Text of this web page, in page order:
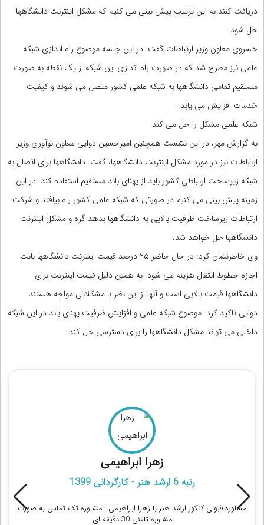
دریافت کنند به این ترتیب پیش بینی می کنیم که مشکل اینترنت دانشگاهها
حل شود.
خسروی معاون وزیر ارتباطات گفت: در این جلسه موضوع راه اندازی شبکه
علمی نیز مطرح شد که در صورت راه اندازی این شبکه از یک نقطه به صورت
مستقیم تمامی دانشگاهها به شبکه علمی کشور متصل می شوند و کیفیت
خدمات افزایش می یابد.
شبکه علمی مشکل را حل می کند
به گزارش مهر، در این نشست همچنین امیرحسین دوایی معاون نوآوری وزیر
ارتباطات نیز در مورد مشکل اینترنت دانشگاهها، گفت: دانشگاهها برای اتصال به
شبکه زیرساخت ارتباطی کشور باید از پهنای باند مستقیم استفاده کند. در این
زمینه پیش بینی می کنیم در صورتی که شبکه علمی کشور راه بیافتد و شرکت
ارتباطات زیرساخت ظرفیت بالایی به دانشگاهها بدهد گره و مشکل اینترنت
دانشگاهها حل خواهد شد.
وی خاطرنشان کرد: در حال حاضر ۲۵ درصد قیمت اینترنت دانشگاهها بابت
اجازه خطوط انتقال هزینه می شود. به همین دلیل قیمت اینترنت برای
دانشگاهها قیمت بالایی است و آنها از این نظر با مشکلاتی مواجه هستند.
دوایی تاکید کرد: موضوع شبکه علمی و افزایش ظرفیت پهنای باند در این شبکه
داخلی می تواند مشکل دانشگاهها را برای دسترسی حل کند.
زهرا ابراهيمی
رتبه 6 ارشد هنر - کارگردانی 1399
مشاوره قبولی کنکور ارشد هنر با زهرا ابراهيمی : مشاوره تک تماس به صورت
مشاوره تلفنی 30 دقیقه ای